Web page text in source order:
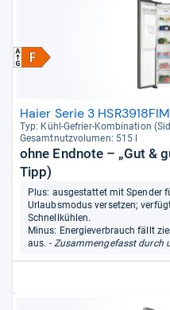
Haier Serie 3
Typ: Kühl-​Gefrier-​Kom­bi­na­tion
Gesamt­nutz­vo­lu­men: 515 l
ohne Endnote – „Gut &
Tipp)
Plus: ausgestattet mit Spender
Urlaubsmodus versetzen;
Schnellkühlen.
Minus: Energieverbrauch fällt
aus. - Zusammengefasst durch